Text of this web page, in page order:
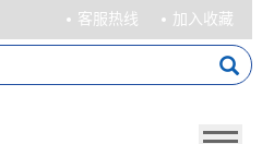
客服热线 加入收藏